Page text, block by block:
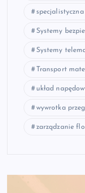
Systemy
Systemy
Transport
układ
wywrotka
zarządzanie